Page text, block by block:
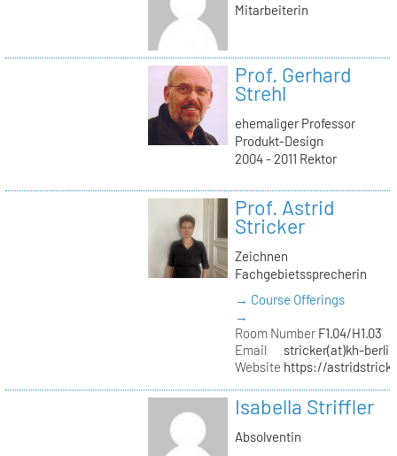
Mitarbeiterin
Prof. Gerhard
Strehl
ehemaliger Professor
Produkt-Design
2004 - 2011 Rektor
Prof. Astrid
Stricker
Zeichnen
Fachgebietssprecherin
→ Course Offerings
→
Room NumberF1.04/H1.03
Email
stricker(at)kh-
Website https://
Isabella Striffler
Absolventin